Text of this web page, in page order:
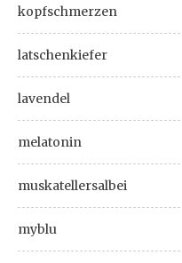
kopfschmerzen
latschenkiefer
lavendel
melatonin
muskatellersalbei
myblu